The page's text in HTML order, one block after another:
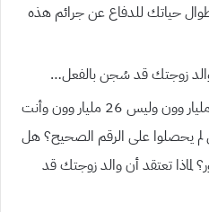
حياتك للدفاع عن جرائم هذه
زوجتك قد سُجن بالفعل…
مليار وون وليس 26 مليار وون وأنت
يحصلوا على الرقم الصحيح؟ هل
لماذا تعتقد أن والد زوجتك قد